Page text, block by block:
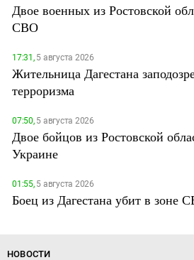
Двое военных из Ростовской
СВО
17:31,5 августа 2026
Жительница Дагестана
терроризма
07:50,5 августа 2026
Двое бойцов из Ростовской
Украине
01:55,5 августа 2026
Боец из Дагестана убит в зоне
НОВОСТИ